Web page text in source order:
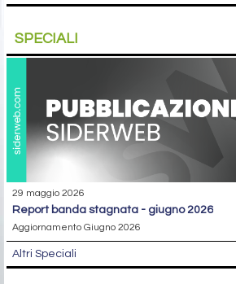
SPECIALI
29 maggio 2026
report banda stagnata - giugno 2026
Aggiornamento Giugno 2026
Altri Speciali